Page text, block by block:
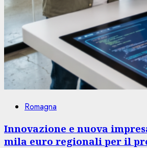
Romagna
Innovazione e nuova
mila euro regionali per il